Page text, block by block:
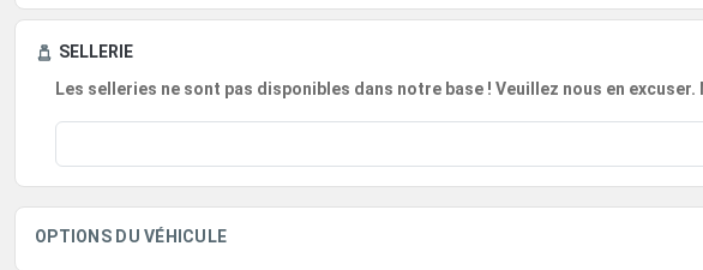
SELLERIE
Les selleries ne sont pas disponibles dans notre base ! Veuillez nous en
OPTIONS DU VÉHICULE